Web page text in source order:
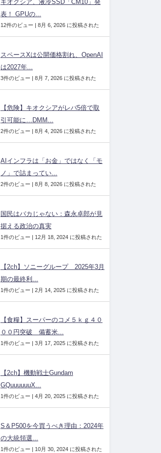
キオクシア、液冷SSD「CM10」発
表！ GPUの...
12件のビュー | 8月 6, 2026 に投稿された
スペースXは公開価格割れ、OpenAI
は2027年...
3件のビュー | 8月 7, 2026 に投稿された
【危険】キオクシアがレバ5倍で取
引可能に…DMM...
2件のビュー | 8月 4, 2026 に投稿された
AIインフラは「お金」ではなく「モ
ノ」で詰まってい...
2件のビュー | 8月 8, 2026 に投稿された
国民はバカじゃない：森永卓郎が見
据える政治の真実
1件のビュー | 12月 18, 2024 に投稿された
【2ch】ソニーグループ 2025年3月
期の最終利...
1件のビュー | 2月 14, 2025 に投稿された
【食糧】スーパーのコメ５ｋｇ４０
００円突破 備蓄米...
1件のビュー | 3月 17, 2025 に投稿された
【2ch】機動戦士Gundam
GQuuuuuuX...
1件のビュー | 4月 20, 2025 に投稿された
S＆P500を今買うべき理由：2024年
の大統領選...
1件のビュー | 10月 30, 2024 に投稿された